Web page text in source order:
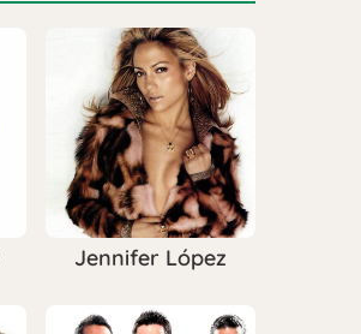
Jennifer López